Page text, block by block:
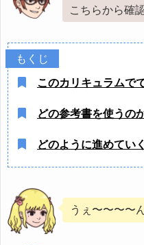
こちらから確
このカリキュラムで
どの参考書を使うの
どのように進めてい
うぇ〜〜〜〜